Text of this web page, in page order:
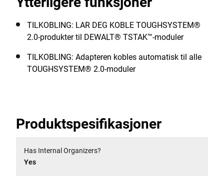
TILKOBLING: LAR DEG KOBLE TOUGHSYSTEM®
2.0-produkter til DEWALT® TSTAK™-moduler
TILKOBLING: Adapteren kobles automatisk til alle
TOUGHSYSTEM® 2.0-moduler
Produktspesifikasjoner
Has Internal Organizers?
Yes